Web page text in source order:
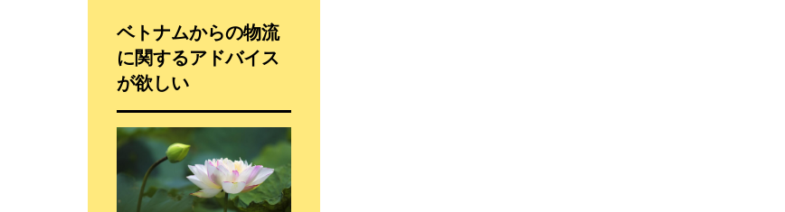
ベトナムからの物流
に関するアドバイス
が欲しい